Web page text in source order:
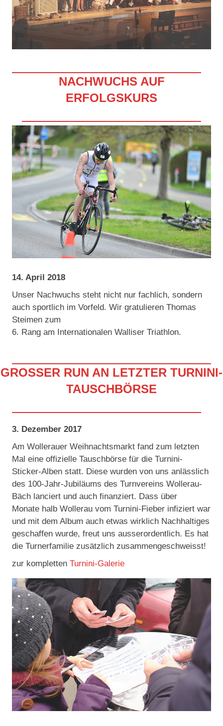
NACHWUCHS AUF
ERFOLGSKURS
14. April 2018
Unser Nachwuchs steht nicht nur fachlich, sondern
auch sportlich im Vorfeld. Wir gratulieren Thomas
Steimen zum
6. Rang am Internationalen Walliser Triathlon.
GROSSER RUN AN LETZTER TURNINI-
TAUSCHBÖRSE
3. Dezember 2017
Am Wollerauer Weihnachtsmarkt fand zum letzten
Mal eine offizielle Tauschbörse für die Turnini-
Sticker-Alben statt. Diese wurden von uns anlässlich
des 100-Jahr-Jubiläums des Turnvereins Wollerau-
Bäch lanciert und auch finanziert. Dass über
Monate halb Wollerau vom Turnini-Fieber infiziert war
und mit dem Album auch etwas wirklich Nachhaltiges
geschaffen wurde, freut uns ausserordentlich. Es hat
die Turnerfamilie zusätzlich zusammengeschweisst!
zur kompletten Turnini-Galerie